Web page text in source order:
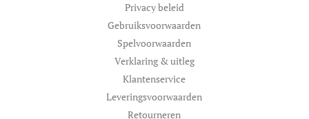
Privacy beleid
Gebruiksvoorwaarden
Spelvoorwaarden
Verklaring & uitleg
Klantenservice
Leveringsvoorwaarden
Retourneren